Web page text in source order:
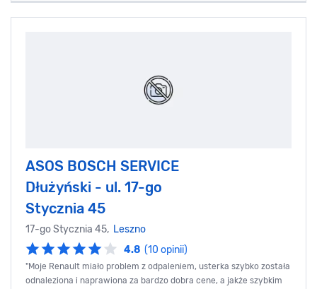
ASOS BOSCH SERVICE
Dłużyński - ul. 17-go
Stycznia 45
17-go Stycznia 45, Leszno
4.8 (10 opinii)
"Moje Renault miało problem z odpaleniem, usterka szybko została
odnaleziona i naprawiona za bardzo dobra cene, a jakże szybkim